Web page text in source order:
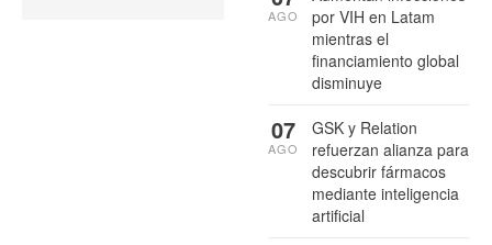
por VIH en Latam
mientras el
financiamiento global
disminuye
AGO
GSK y Relation
refuerzan alianza para
descubrir fármacos
mediante inteligencia
artificial
07
AGO